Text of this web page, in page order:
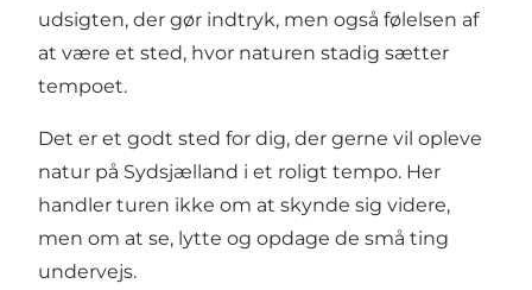
udsigten, der gør indtryk, men også følelsen af
at være et sted, hvor naturen stadig sætter
tempoet.
Det er et godt sted for dig, der gerne vil opleve
natur på Sydsjælland i et roligt tempo. Her
handler turen ikke om at skynde sig videre,
men om at se, lytte og opdage de små ting
undervejs.